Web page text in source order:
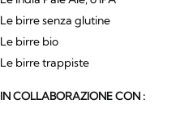
Le birre senza glutine
Le birre bio
Le birre trappiste
IN COLLABORAZIONE CON :